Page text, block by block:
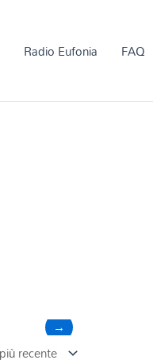
Radio Eufonia FAQ
→